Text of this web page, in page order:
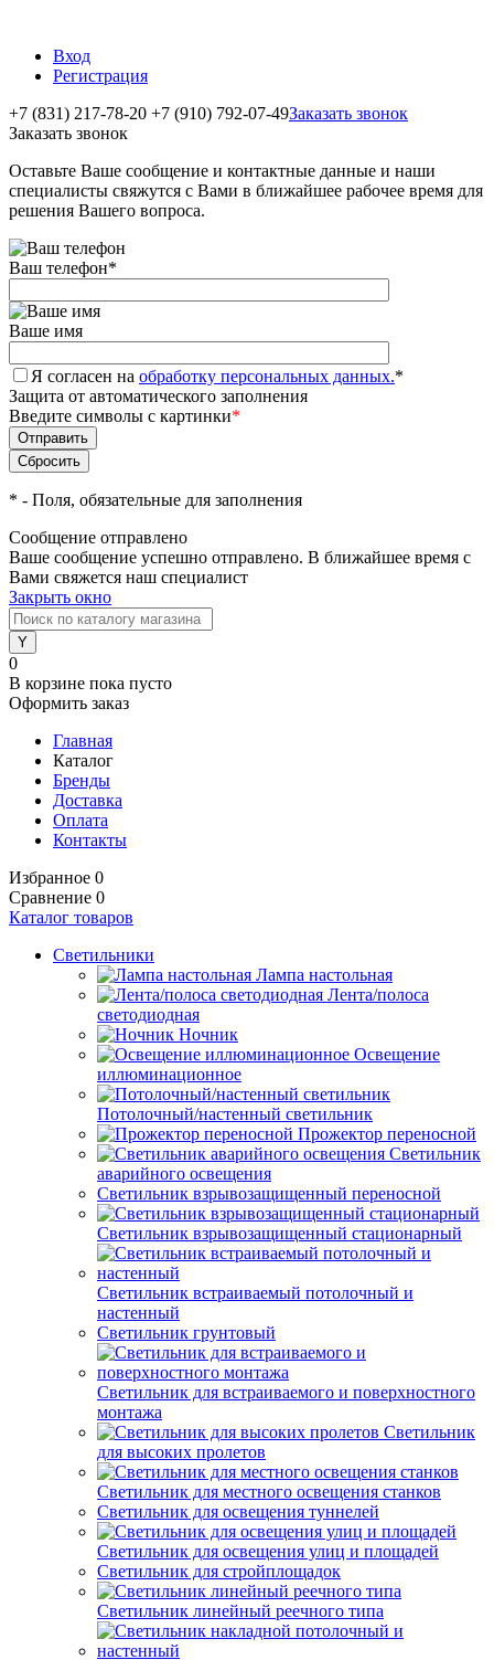
Вход
Регистрация
+7 (831) 217-78-20 +7 (910) 792-07-49Заказать звонок
Заказать звонок
Оставьте Ваше сообщение и контактные данные и наши
специалисты свяжутся с Вами в ближайшее рабочее время для
решения Вашего вопроса.
Ваш телефон*
Ваше имя
Я согласен на обработку персональных данных.*
Защита от автоматического заполнения
Введите символы с картинки*
* - Поля, обязательные для заполнения
Сообщение отправлено
Ваше сообщение успешно отправлено. В ближайшее время с
Вами свяжется наш специалист
Закрыть окно
0
В корзине пока пусто
Оформить заказ
Главная
Каталог
Бренды
Доставка
Оплата
Контакты
Избранное 0
Сравнение 0
Каталог товаров
Светильники
Лампа настольная
Лента/полоса
светодиодная
Ночник
Освещение
иллюминационное
Потолочный/настенный светильник
Прожектор переносной
Светильник
аварийного освещения
Светильник взрывозащищенный переносной
Светильник взрывозащищенный стационарный
Светильник встраиваемый потолочный и
настенный
Светильник грунтовый
Светильник для встраиваемого и поверхностного
монтажа
Светильник
для высоких пролетов
Светильник для местного освещения станков
Светильник для освещения туннелей
Светильник для освещения улиц и площадей
Светильник для стройплощадок
Светильник линейный реечного типа